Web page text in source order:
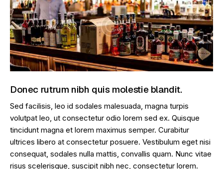
Donec rutrum nibh quis molestie blandit.
Sed facilisis, leo id sodales malesuada, magna turpis
volutpat leo, ut consectetur odio lorem sed ex. Quisque
tincidunt magna et lorem maximus semper. Curabitur
ultrices libero at consectetur posuere. Vestibulum eget nisi
consequat, sodales nulla mattis, convallis quam. Nunc vitae
risus scelerisque, suscipit nibh nec, consectetur lorem.